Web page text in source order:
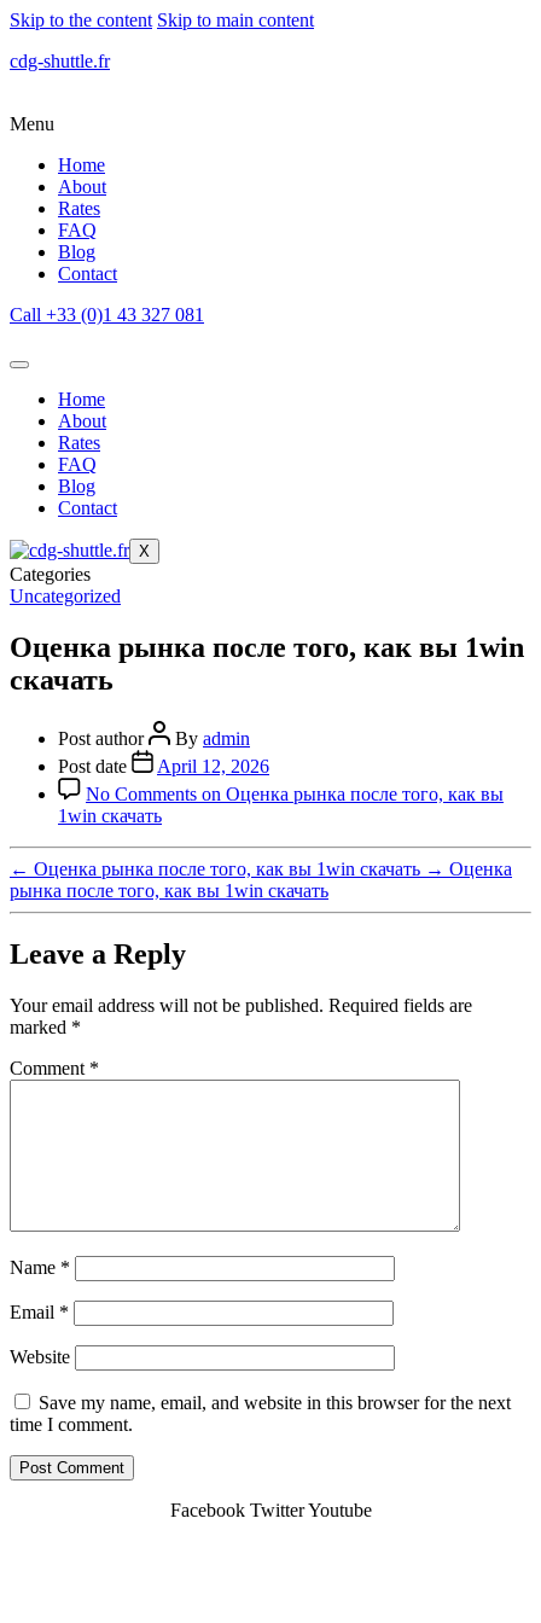
Skip to the content Skip to main content
cdg-shuttle.fr
Menu
Home
About
Rates
FAQ
Blog
Contact
Call +33 (0)1 43 327 081
Home
About
Rates
FAQ
Blog
Contact
X
Categories
Uncategorized
Оценка рынка после того, как вы 1win
скачать
Post author By admin
Post date
April 12, 2026
No Comments on Оценка рынка после того, как вы
1win скачать
← Оценка рынка после того, как вы 1win скачать → Оценка
рынка после того, как вы 1win скачать
Leave a Reply
Your email address will not be published. Required fields are
marked *
Comment *
Name *
Email *
Website
Save my name, email, and website in this browser for the next
time I comment.
Facebook Twitter Youtube